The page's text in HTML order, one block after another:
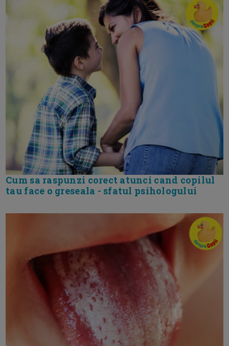
Cum sa raspunzi corect atunci cand copilul
tau face o greseala - sfatul psihologului